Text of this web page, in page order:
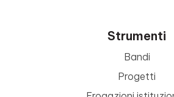
Strumenti
Bandi
Progetti